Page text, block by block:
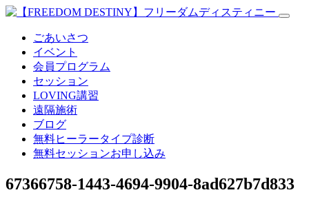
ごあいさつ
イベント
会員プログラム
セッション
LOVING講習
遠隔施術
ブログ
無料ヒーラータイプ診断
無料セッションお申し込み
67366758-1443-4694-9904-8ad627b7d833